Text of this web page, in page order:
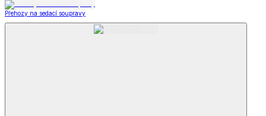
Přehozy na sedací soupravy